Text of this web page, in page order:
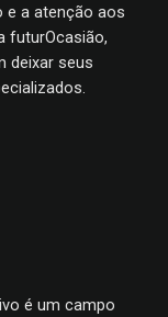
e a atenção aos
futurOcasião,
deixar seus
é um campo